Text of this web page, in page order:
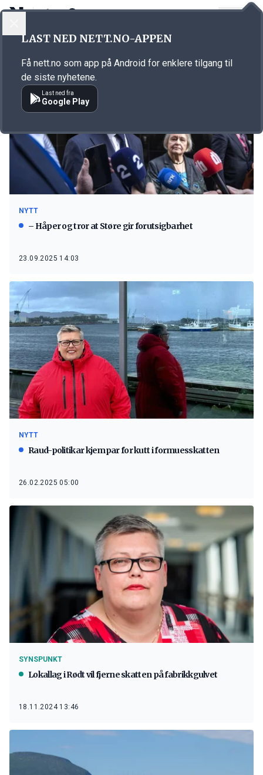
Emne: Rødt
NYTT
– Håper og tror at Støre gir forutsigbarhet
23.09.2025 14:03
NYTT
Raud-politikar kjempar for kutt i formuesskatten
26.02.2025 05:00
SYNSPUNKT
Lokallag i Rødt vil fjerne skatten på fabrikkgulvet
18.11.2024 13:46
LAST NED NETT.NO-APPEN
Få nett.no som app på Android for enklere tilgang til
de siste nyhetene.
Last ned fra
Google Play